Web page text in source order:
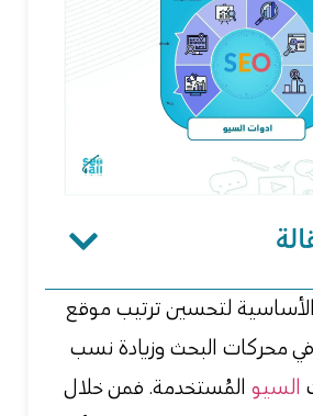
لتحسين ترتيب موقع
محركات البحث وزيادة نسب
السيو المُستخدمة. فمن خلال